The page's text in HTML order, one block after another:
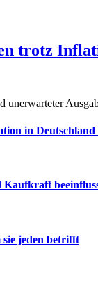
trotz
unerwarteter
in Deutschland
Kaufkraft
jeden betrifft